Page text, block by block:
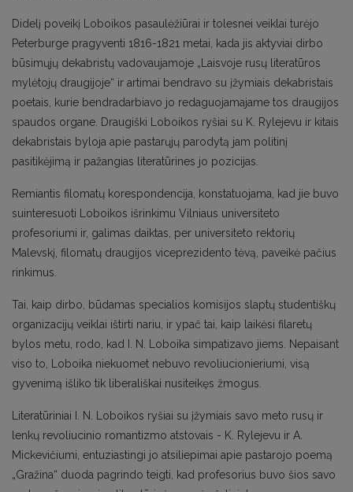
Didelį poveikį Loboikos pasaulėžiūrai ir tolesnei veiklai turėjo
Peterburge pragyventi 1816-1821 metai, kada jis aktyviai dirbo
būsimųjų dekabristų vadovaujamoje „Laisvoje rusų literatūros
mylėtojų draugijoje“ ir artimai bendravo su įžymiais dekabristais
poetais, kurie bendradarbiavo jo redaguojamajame tos draugijos
spaudos organe. Draugiški Loboikos ryšiai su K. Rylejevu ir kitais
dekabristais byloja apie pastarųjų parodytą jam politinį
pasitikėjimą ir pažangias literatūrines jo pozicijas.
Remiantis filomatų korespondencija, konstatuojama, kad jie buvo
suinteresuoti Loboikos išrinkimu Vilniaus universiteto
profesoriumi ir, galimas daiktas, per universiteto rektorių
Malevskį, filomatų draugijos viceprezidento tėvą, paveikė pačius
rinkimus.
Tai, kaip dirbo, būdamas specialios komisijos slaptų studentiškų
organizacijų veiklai ištirti nariu, ir ypač tai, kaip laikėsi filaretų
bylos metu, rodo, kad I. N. Loboika simpatizavo jiems. Nepaisant
viso to, Loboika niekuomet nebuvo revoliucionieriumi, visą
gyvenimą išliko tik liberališkai nusiteikęs žmogus.
Literatūriniai I. N. Loboikos ryšiai su įžymiais savo meto rusų ir
lenkų revoliucinio romantizmo atstovais - K. Rylejevu ir A.
Mickevičiumi, entuziastingi jo atsiliepimai apie pastarojo poemą
„Gražina“ duoda pagrindo teigti, kad profesorius buvo šios savo